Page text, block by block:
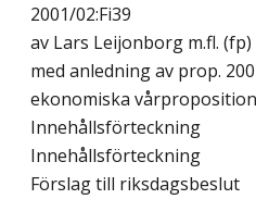
2001/02:Fi39
av Lars Leijonborg m.fl. (fp)
med anledning av prop.
ekonomiska vårproposition
Innehållsförteckning
Innehållsförteckning
Förslag till riksdagsbeslut